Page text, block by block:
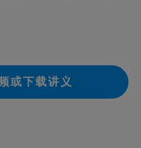
或下载讲义